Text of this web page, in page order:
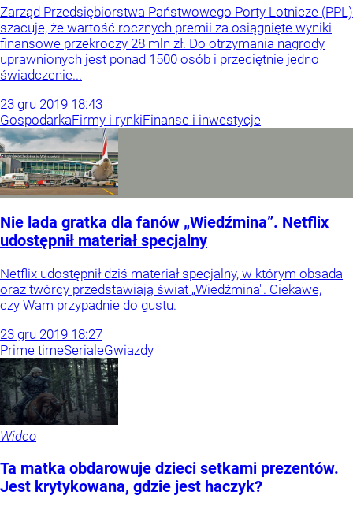
Zarząd Przedsiębiorstwa Państwowego Porty Lotnicze (PPL)
szacuje, że wartość rocznych premii za osiągnięte wyniki
finansowe przekroczy 28 mln zł. Do otrzymania nagrody
uprawnionych jest ponad 1500 osób i przeciętnie jedno
świadczenie...
23 gru 2019 18:43
GospodarkaFirmy i rynkiFinanse i inwestycje
Nie lada gratka dla fanów „Wiedźmina”. Netflix
udostępnił materiał specjalny
Netflix udostępnił dziś materiał specjalny, w którym obsada
oraz twórcy przedstawiają świat „Wiedźmina". Ciekawe,
czy Wam przypadnie do gustu.
23 gru 2019 18:27
Prime timeSerialeGwiazdy
Wideo
Ta matka obdarowuje dzieci setkami prezentów.
Jest krytykowana, gdzie jest haczyk?